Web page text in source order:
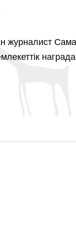
журналист